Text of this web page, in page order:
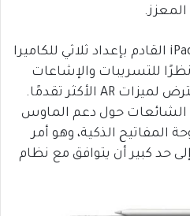
لقد كنا نتوقع أن يأتي iPad Pro القادم بإعداد ثلاثي للكاميرا
للتسريبات والإشاعات
العديدة حوله والدعم المفترض لميزات AR الأكثر تقدمًا.
الشائعات حول دعم الماوس
المفاتيح الذكية، وهو أمر
حد كبير أن يتوافق مع نظام